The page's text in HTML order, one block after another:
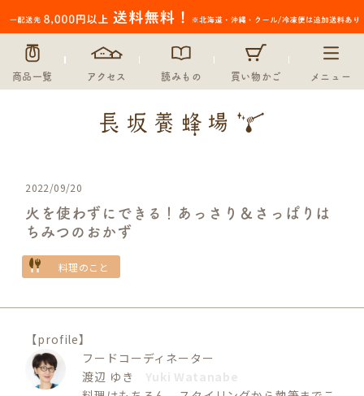
商品一覧 アクセス 読みもの 買い物かご メニュー
2022/09/20
火を使わずにできる！あっさり＆さっぱりは
ちみつのおかず
料理のこと
【profile】
フードコーディネーター
渡辺 ゆき